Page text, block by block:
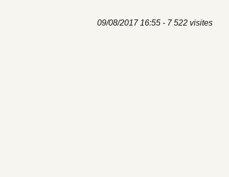
09/08/2017 16:55 - 7 522 visites